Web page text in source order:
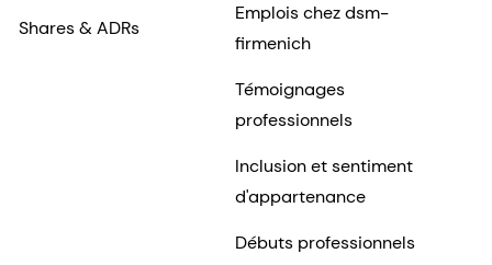
Shares & ADRs
Emplois chez dsm-
firmenich
Témoignages
professionnels
Inclusion et sentiment
d'appartenance
Débuts professionnels